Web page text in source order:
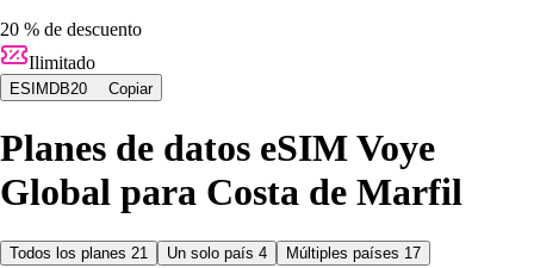
20 % de descuento
Ilimitado
ESIMDB20 Copiar
Planes de datos eSIM Voye
Global para Costa de Marfil
Todos los planes 21 Un solo país 4 Múltiples países 17